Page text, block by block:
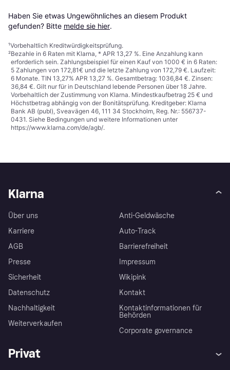
Haben Sie etwas Ungewöhnliches an diesem Produkt
gefunden? Bitte melde sie hier.
¹Vorbehaltlich Kreditwürdigkeitsprüfung.
²Bezahle in 6 Raten mit Klarna, * APR 13,27 %. Eine Anzahlung kann
erforderlich sein. Zahlungsbeispiel für einen Kauf von 1000 € in 6 Raten:
5 Zahlungen von 172,81€ und die letzte Zahlung von 172,79 €. Laufzeit:
6 Monate. TIN 13,27% APR 13,27 %. Gesamtbetrag: 1036,84 €. Zinsen:
36,84 €. Gilt nur für in Deutschland lebende Personen über 18 Jahre.
Vorbehaltlich der Zustimmung von Klarna. Mindestkaufbetrag 25 € und
Höchstbetrag abhängig von der Bonitätsprüfung. Kreditgeber: Klarna
Bank AB (publ), Sveavägen 46, 111 34 Stockholm, Reg. Nr.: 556737-
0431. Siehe Bedingungen und weitere Informationen unter
https://www.klarna.com/de/agb/.
Klarna
Über uns
Karriere
AGB
Presse
Sicherheit
Datenschutz
Nachhaltigkeit
Weiterverkaufen
Anti-Geldwäsche
Auto-Track
Barrierefreiheit
Impressum
Wikipink
Kontakt
Kontaktinformationen für
Behörden
Corporate governance
Privat